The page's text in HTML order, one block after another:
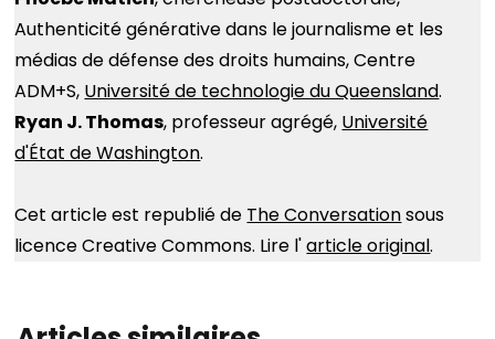
Authenticité générative dans le journalisme et les
médias de défense des droits humains, Centre
ADM+S, Université de technologie du Queensland.
Ryan J. Thomas, professeur agrégé, Université
d'État de Washington.
Cet article est republié de The Conversationsous
licence Creative Commons. Lire l'article original.